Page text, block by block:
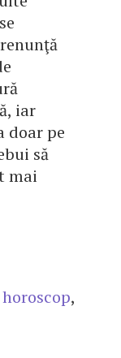
iar
doar pe
să
mai
horoscop,